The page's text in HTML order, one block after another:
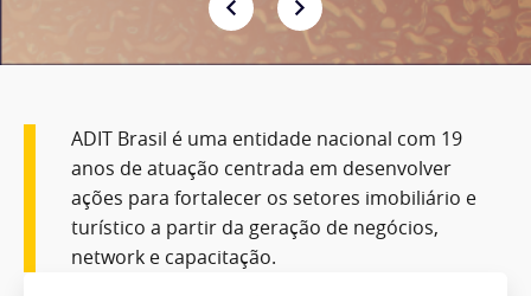
ADIT Brasil é uma entidade nacional com 19
anos de atuação centrada em desenvolver
ações para fortalecer os setores imobiliário e
turístico a partir da geração de negócios,
network e capacitação.